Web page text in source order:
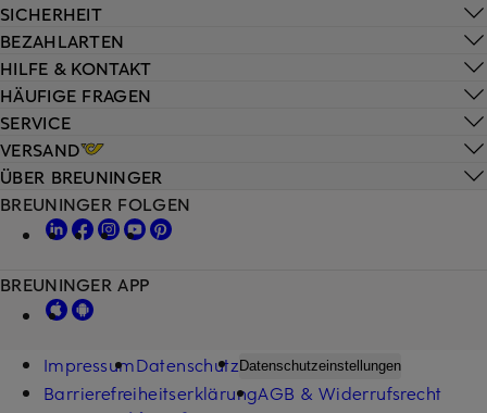
HILFE & KONTAKT
HÄUFIGE FRAGEN
SERVICE
VERSAND
SICHERHEIT
BEZAHLARTEN
ÜBER BREUNINGER
BREUNINGER FOLGEN
BREUNINGER APP
ImpressumDatenschutz Datenschutzeinstellungen
BarrierefreiheitserklärungAGB & Widerrufsrecht